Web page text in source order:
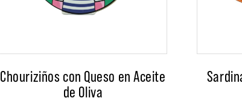
Chouriziños con Queso en Aceite
de Oliva